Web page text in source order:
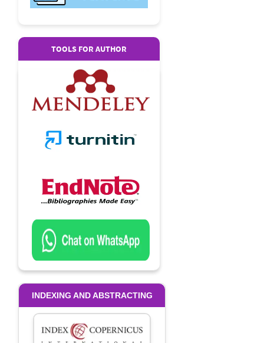
Tools
Author
TOOLS FOR AUTHOR
INDEXING
AND
INDEXING AND ABSTRACTING